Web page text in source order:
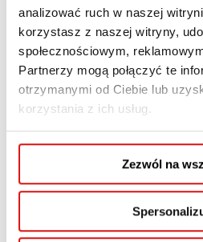
analizować ruch w naszej
korzystasz z naszej witryny,
społecznościowym,
Partnerzy mogą połączyć te
otrzymanymi od Ciebie lub
korzystania z ich usług.
Zezwól na